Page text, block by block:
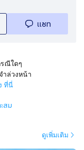
มออฟฟิศ 4 ชั้น
มูล ถนนประชาอุทิศ
ว เหล็กดัด ม่าน
ปูลามิเนตร โฮม
แชท
ณีใดๆ
ำล่วงหน้า
ที่นี่
สม
ดูเพิ่มเติม